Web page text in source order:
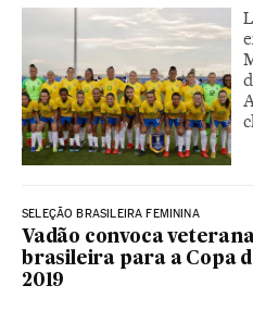
SELEÇÃO BRASILEIRA FEMININA
Vadão convoca
brasileira para a Copa
2019